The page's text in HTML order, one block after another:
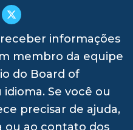
informações
membro da equipe
do Board of
Se você ou
precisar de ajuda,
ou ao contato dos